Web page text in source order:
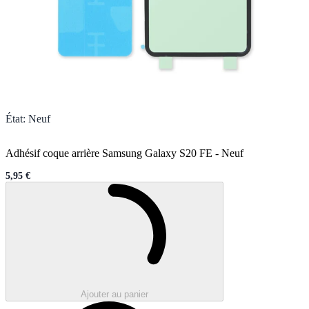
État: Neuf
Adhésif coque arrière Samsung Galaxy S20 FE - Neuf
Sale price
5,95 €
Ajouter au panier